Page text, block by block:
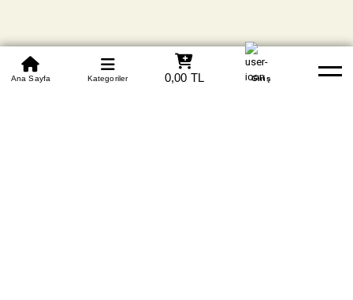
0850 305 09 70
Beden Tablosu Banka Hesapları Whatsapp Yardım
Ana Sayfa Kategoriler 0,00 TL Giriş